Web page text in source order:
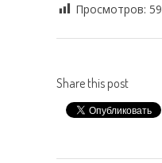
Просмотров:
Share this post